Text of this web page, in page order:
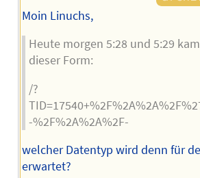
Moin Linuchs,
Heute morgen 5:28 und 5:29
dieser Form:
/?
-%2F%2A%2A%2F-
welcher Datentyp wird denn für
erwartet?